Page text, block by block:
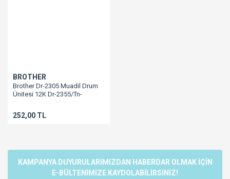
BROTHER
Brother Dr-2305 Muadil Drum
Ünitesi 12K Dr-2355/Tn-
2355/2700/2720/2520/2540/2500/2365
252,00 TL
KAMPANYA DUYURULARIMIZDAN HABERDAR OLMAK İÇİN
E-BÜLTENİMİZE KAYDOLABİLİRSİNİZ!